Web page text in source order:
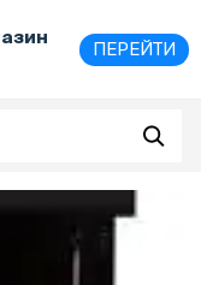
ПЕРЕЙТИ